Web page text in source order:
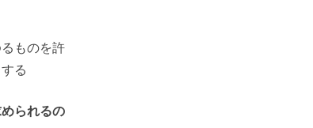
ものを許
する
られるの